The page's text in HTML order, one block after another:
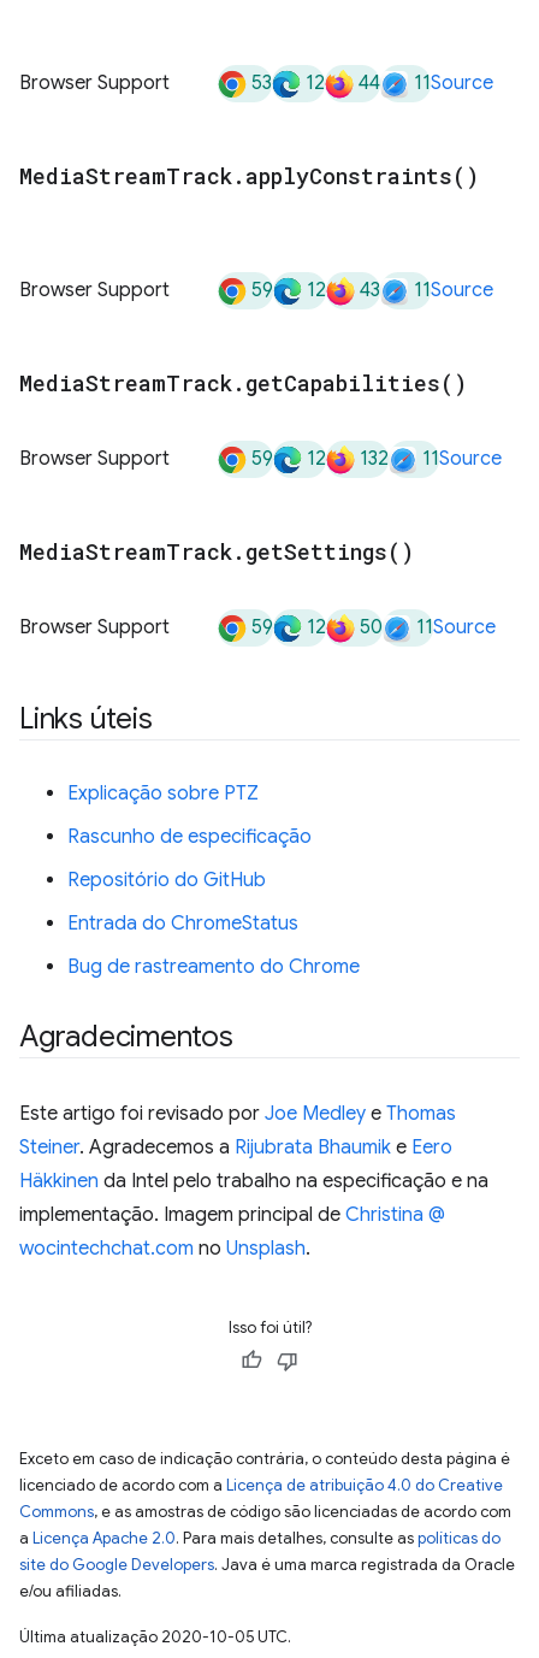
Browser Support 53 12 44 11Source
MediaStreamTrack. applyConstraints( )
Browser Support 59 12 43 11Source
MediaStreamTrack. getCapabilities( )
Browser Support 59 12 132 11Source
MediaStreamTrack. getSettings( )
Browser Support 59 12 50 11Source
Links úteis
Explicação sobre PTZ
Rascunho de especificação
Repositório do GitHub
Entrada do ChromeStatus
Bug de rastreamento do Chrome
Agradecimentos
Este artigo foi revisado por Joe Medley e Thomas
Steiner. Agradecemos a Rijubrata Bhaumik e Eero
Häkkinen da Intel pelo trabalho na especificação e na
implementação. Imagem principal de Christina @
wocintechchat.com no Unsplash.
Isso foi útil?
Exceto em caso de indicação contrária, o conteúdo desta página é
licenciado de acordo com a Licença de atribuição 4.0 do Creative
Commons, e as amostras de código são licenciadas de acordo com
a Licença Apache 2.0. Para mais detalhes, consulte aspolíticas do
site do Google Developers. Java é uma marca registrada da Oracle
e/ou afiliadas.
Última atualização 2020-10-05 UTC.